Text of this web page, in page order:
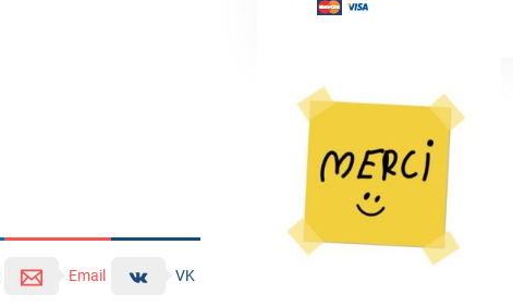
Email VK